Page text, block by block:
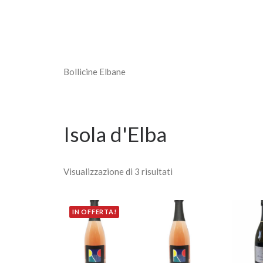
Bollicine Elbane
Isola d'Elba
Visualizzazione di 3 risultati
IN OFFERTA!